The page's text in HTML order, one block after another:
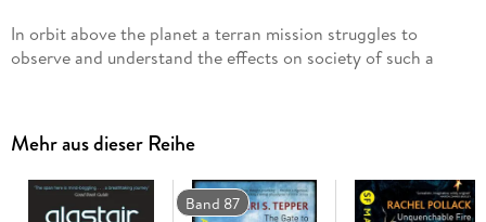
In orbit above the planet a terran mission struggles to
observe and understand the effects on society of such a
action, pulp references and deep drama this is a classic
trilogy.
Mehr aus dieser Reihe
Band 87